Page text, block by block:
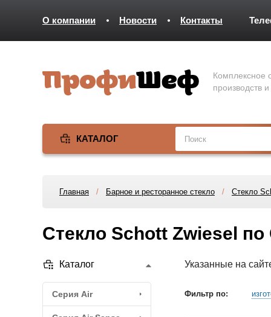
О компании Новости Контакты
Комплексное
производств
КАТАЛОГ
Главная / Барное и ресторанное стекло / Стекло
Стекло Schott Zwiesel
Каталог
Серия Air
Указанные на
Фильтр по: